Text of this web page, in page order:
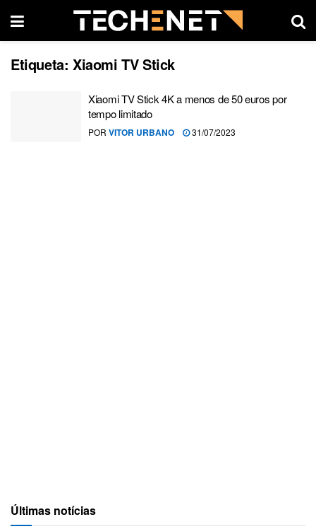
Etiqueta: Xiaomi TV Stick
Xiaomi TV Stick 4K a menos de 50 euros por
tempo limitado
POR VITOR URBANO 31/07/2023
Últimas notícias